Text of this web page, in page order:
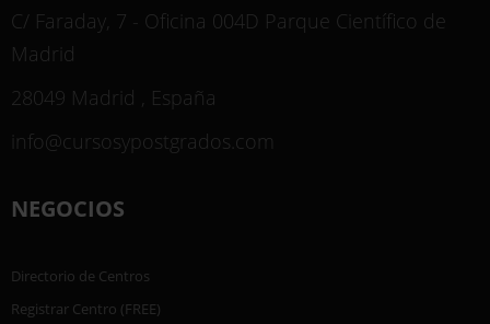
C/ Faraday, 7 - Oficina 004D Parque Científico de
Madrid
28049 Madrid , España
info@cursosypostgrados.com
NEGOCIOS
Directorio de Centros
Registrar Centro (FREE)